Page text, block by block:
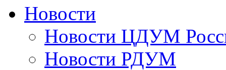
Новости
Новости ЦДУМ
Новости РДУМ